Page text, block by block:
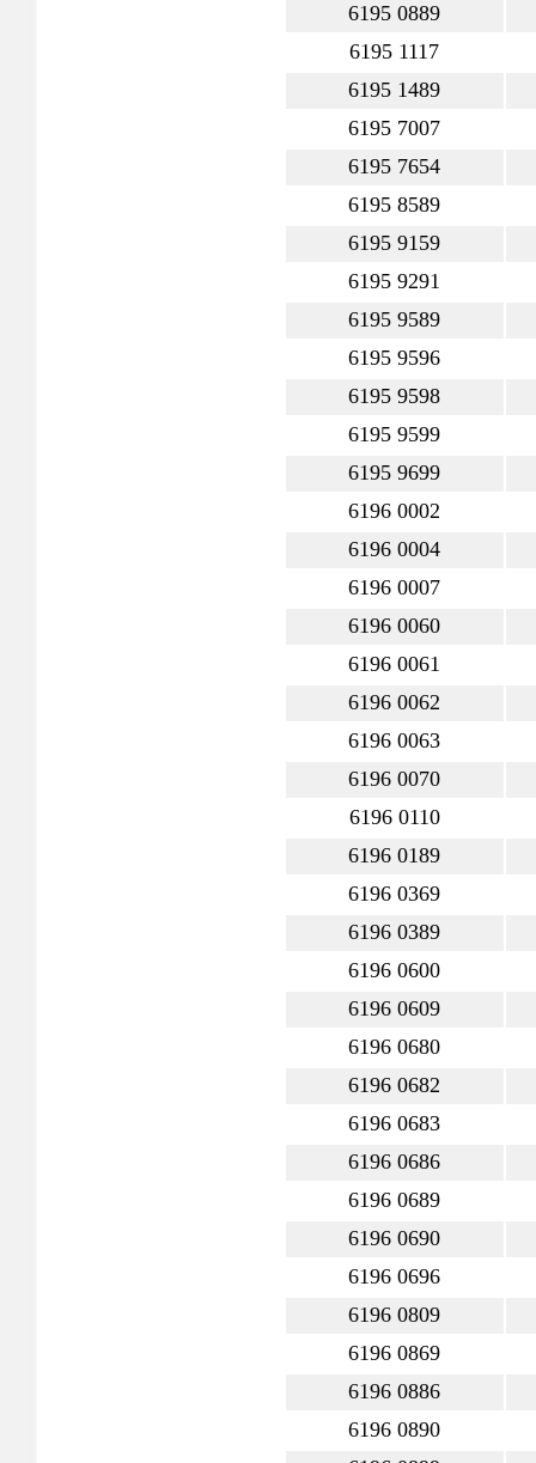
6195 0889
6195 1117
6195 1489
6195 7007
6195 7654
6195 8589
6195 9159
6195 9291
6195 9589
6195 9596
6195 9598
6195 9599
6195 9699
6196 0002
6196 0004
6196 0007
6196 0060
6196 0061
6196 0062
6196 0063
6196 0070
6196 0110
6196 0189
6196 0369
6196 0389
6196 0600
6196 0609
6196 0680
6196 0682
6196 0683
6196 0686
6196 0689
6196 0690
6196 0696
6196 0809
6196 0869
6196 0886
6196 0890